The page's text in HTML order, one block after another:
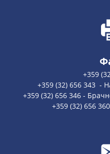
+359
+359 (32) 656 343 -
+359 (32) 656 346 -
+359 (32) 656